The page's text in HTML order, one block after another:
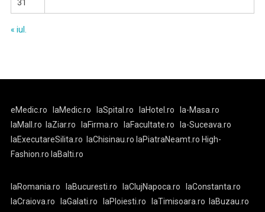
31
« iul.
eMedic.ro laMedic.ro laSpital.ro laHotel.ro
la-Masa.ro
laMall.ro
laZiar.ro laFirma.ro laFacultate.ro
la-Suceava.ro
laExecutareSilita.ro
laChisinau.ro laPiatraNeamt.ro High-
Fashion.ro laBalti.ro
laRomania.ro laBucuresti.ro laClujNapoca.ro
laConstanta.ro
laCraiova.ro
laGalati.ro laPloiesti.ro laTimisoara.ro
laBuzau.ro